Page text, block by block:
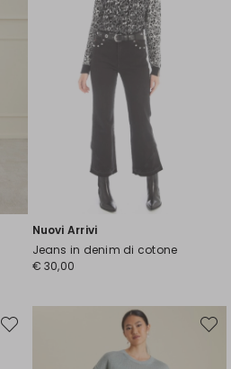
Nuovi Arrivi
Jeans in denim di cotone
€ 30,00
Sposta